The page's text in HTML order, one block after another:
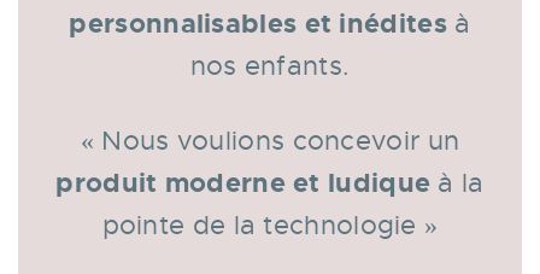
personnalisables et inéditesà
nos enfants.
« Nous voulions concevoir un
produit moderne et ludique à la
pointe de la technologie »